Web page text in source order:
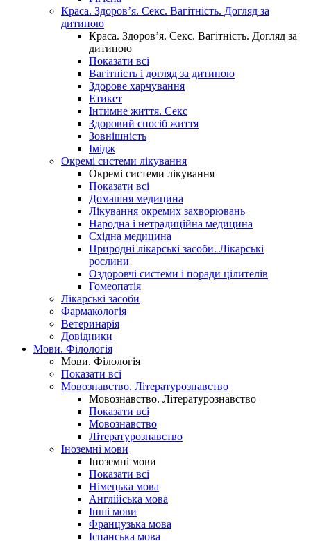
Краса. Здоров’я. Секс. Вагітність. Догляд за
дитиною
Краса. Здоров’я. Секс. Вагітність. Догляд за
дитиною
Показати всі
Вагітність і догляд за дитиною
Здорове харчування
Етикет
Інтимне життя. Секс
Здоровий спосіб життя
Зовнішність
Імідж
Окремі системи лікування
Окремі системи лікування
Показати всі
Домашня медицина
Лікування окремих захворювань
Народна і нетрадиційна медицина
Східна медицина
Природні лікарські засоби. Лікарські
рослини
Оздоровчі системи і поради цілителів
Гомеопатія
Лікарські засоби
Фармакологія
Ветеринарія
Довідники
Мови. Філологія
Мови. Філологія
Показати всі
Мовознавство. Літературознавство
Мовознавство. Літературознавство
Показати всі
Мовознавство
Літературознавство
Іноземні мови
Іноземні мови
Показати всі
Німецька мова
Англійська мова
Інші мови
Французька мова
Іспанська мова